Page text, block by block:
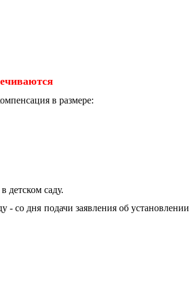
в размере:
детском саду.
- со дня подачи заявления об установлении